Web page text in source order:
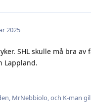
2025
SHL skulle må bra av
Lappland.
, MrNebbiolo, och K-man